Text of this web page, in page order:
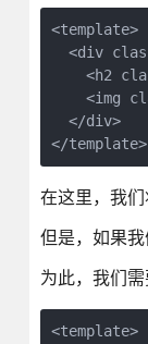
<template>
<div
<h2
<img
  </div>
</template>
在这里，我
但是，如果
为此，我们
<template>